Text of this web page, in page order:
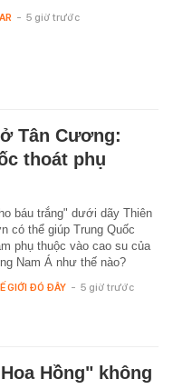
- 5 giờ trước
Tân Cương:
thoát phụ
báu trắng" dưới dãy Thiên
có thể giúp Trung Quốc
phụ thuộc vào cao su của
Nam Á như thế nào?
GIỚI ĐÓ ĐÂY - 5 giờ trước
Hồng" không